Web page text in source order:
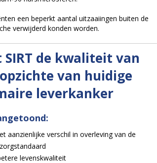
een beperkt aantal uitzaaiingen buiten de
verwijderd konden worden.
de kwaliteit van
van huidige
leverkanker
aanzienlijke verschil in overleving van de
levenskwaliteit